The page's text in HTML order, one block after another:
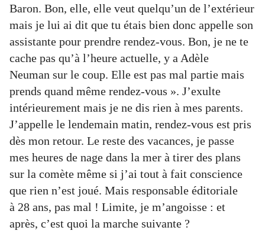
Baron. Bon, elle, elle veut quelqu’un de l’extérieur
mais je lui ai dit que tu étais bien donc appelle son
assistante pour prendre rendez-vous. Bon, je ne te
cache pas qu’à l’heure actuelle, y a Adèle
Neuman sur le coup. Elle est pas mal partie mais
prends quand même rendez-vous ». J’exulte
intérieurement mais je ne dis rien à mes parents.
J’appelle le lendemain matin, rendez-vous est pris
dès mon retour. Le reste des vacances, je passe
mes heures de nage dans la mer à tirer des plans
sur la comète même si j’ai tout à fait conscience
que rien n’est joué. Mais responsable éditoriale
à 28 ans, pas mal ! Limite, je m’angoisse : et
après, c’est quoi la marche suivante ?